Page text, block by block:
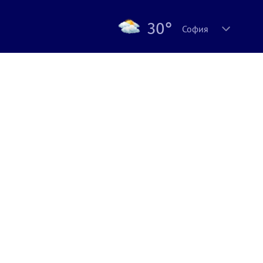
30° София